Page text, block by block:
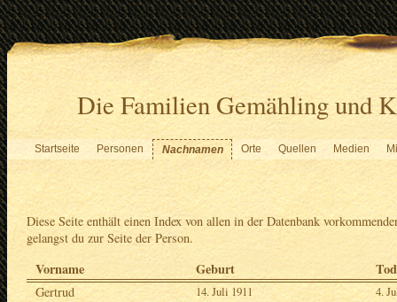
Die Familien Gemähling und
Startseite Personen Nachnamen Orte Quellen Medien
Diese Seite enthält einen Index von allen in der Datenbank
gelangst du zur Seite der Person.
Vorname Geburt Tod
Gertrud 14. Juli 1911 4.